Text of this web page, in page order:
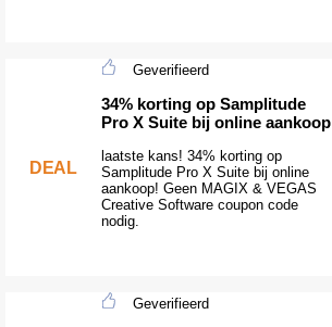
DEAL
Geverifieerd
34% korting op Samplitude
Pro X Suite bij online aankoop
laatste kans! 34% korting op
Samplitude Pro X Suite bij online
aankoop! Geen MAGIX & VEGAS
Creative Software coupon code
nodig.
Geverifieerd